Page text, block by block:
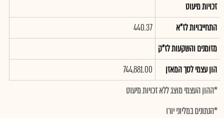
זכויות מיעוט
התחייבויות לז"א
440.37
מזומנים והשקעות לז"ק
הון עצמי לסך המאזן
744,881.00
*ההון העצמי מוצג ללא זכויות מיעוט
*הנתונים במליוני יורו